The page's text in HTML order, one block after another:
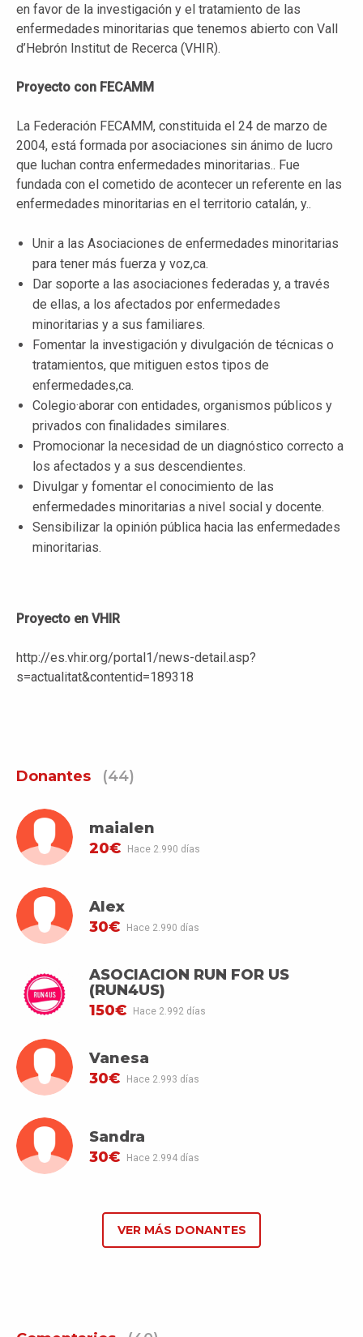
en favor de la investigación y el tratamiento de las
enfermedades minoritarias que tenemos abierto con Vall
d’Hebrón Institut de Recerca (VHIR).
Proyecto con FECAMM
La Federación FECAMM, constituida el 24 de marzo de
2004, está formada por asociaciones sin ánimo de lucro
que luchan contra enfermedades minoritarias.. Fue
fundada con el cometido de acontecer un referente en las
enfermedades minoritarias en el territorio catalán, y..
Unir a las Asociaciones de enfermedades minoritarias
para tener más fuerza y ​​voz,ca.
Dar soporte a las asociaciones federadas y, a través
de ellas, a los afectados por enfermedades
minoritarias y a sus familiares.
Fomentar la investigación y divulgación de técnicas o
tratamientos, que mitiguen estos tipos de
enfermedades,ca.
Colegio·aborar con entidades, organismos públicos y
privados con finalidades similares.
Promocionar la necesidad de un diagnóstico correcto a
los afectados y a sus descendientes.
Divulgar y fomentar el conocimiento de las
enfermedades minoritarias a nivel social y docente.
Sensibilizar la opinión pública hacia las enfermedades
minoritarias.
Proyecto en VHIR
http://es.vhir.org/portal1/news-detail.asp?
s=actualitat&contentid=189318
Donantes (44)
maialen
20€
Hace 2.990 días
Alex
30€
Hace 2.990 días
ASOCIACION RUN FOR US
(RUN4US)
150€
Hace 2.992 días
Vanesa
30€
Hace 2.993 días
Sandra
30€
Hace 2.994 días
VER MÁS DONANTES